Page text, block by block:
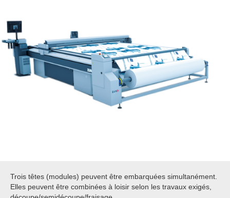
Trois têtes (modules) peuvent être embarquées simultanément.
Elles peuvent être combinées à loisir selon les travaux exigés,